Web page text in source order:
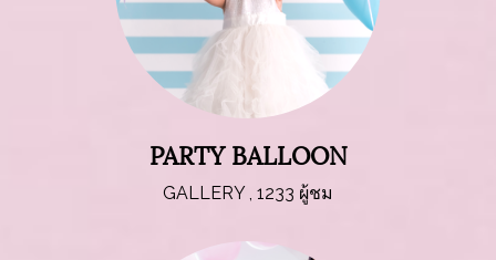
PARTY BALLOON
GALLERY, 1233 ผู้ชม